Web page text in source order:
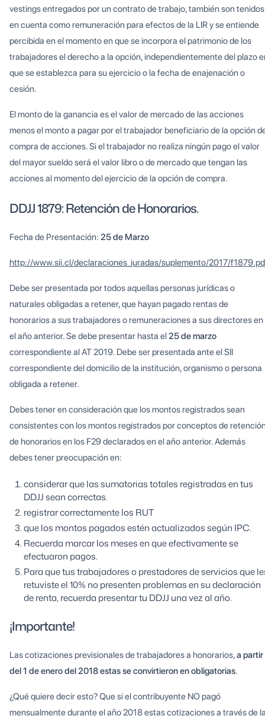
vestings entregados por un contrato de trabajo, también son tenidos
en cuenta como remuneración para efectos de la LIR y se entiende
percibida en el momento en que se incorpora el patrimonio de los
trabajadores el derecho a la opción, independientemente del plazo
que se establezca para su ejercicio o la fecha de enajenación o
cesión.
El monto de la ganancia es el valor de mercado de las acciones
menos el monto a pagar por el trabajador beneficiario de la opción
compra de acciones. Si el trabajador no realiza ningún pago el valor
del mayor sueldo será el valor libro o de mercado que tengan las
acciones al momento del ejercicio de la opción de compra.
DDJJ 1879: Retención de Honorarios.
Fecha de Presentación: 25 de Marzo
http://www.sii.cl/declaraciones_juradas/suplemento/2017/
Debe ser presentada por todos aquellas personas jurídicas o
naturales obligadas a retener, que hayan pagado rentas de
honorarios a sus trabajadores o remuneraciones a sus directores en
el año anterior. Se debe presentar hasta el25 de marzo
correspondiente al AT 2019. Debe ser presentada ante el SII
correspondiente del domicilio de la institución, organismo o persona
obligada a retener.
Debes tener en consideración que los montos registrados sean
consistentes con los montos registrados por conceptos de
de honorarios en los F29 declarados en el año anterior. Además
debes tener preocupación en:
considerar que las sumatorias totales registradas en tus
DDJJ sean correctas.
registrar correctamente los RUT
que los montos pagados estén actualizados según IPC.
Recuerda marcar los meses en que efectivamente se
efectuaron pagos.
Para que tus trabajadores o prestadores de servicios que
retuviste el 10% no presenten problemas en su declaración
de renta, recuerda presentar tu DDJJ una vez al año.
¡Importante!
Las cotizaciones previsionales de trabajadores a honorarios,a partir
del 1 de enero del 2018 estas se convirtieron en obligatorias.
¿Qué quiere decir esto? Que si el contribuyente NO pagó
mensualmente durante el año 2018 estas cotizaciones a través de